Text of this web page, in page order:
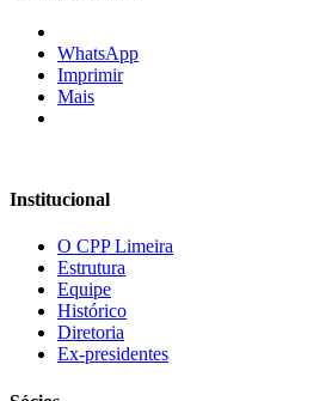
WhatsApp
Imprimir
Mais
Institucional
O CPP Limeira
Estrutura
Equipe
Histórico
Diretoria
Ex-presidentes